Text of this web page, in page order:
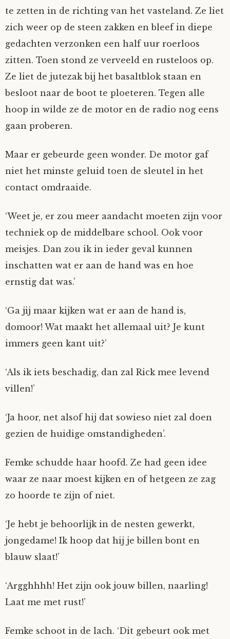
te zetten in de richting van het vasteland. Ze liet
zich weer op de steen zakken en bleef in diepe
gedachten verzonken een half uur roerloos
zitten. Toen stond ze verveeld en rusteloos op.
Ze liet de jutezak bij het basaltblok staan en
besloot naar de boot te ploeteren. Tegen alle
hoop in wilde ze de motor en de radio nog eens
gaan proberen.
Maar er gebeurde geen wonder. De motor gaf
niet het minste geluid toen de sleutel in het
contact omdraaide.
‘Weet je, er zou meer aandacht moeten zijn voor
techniek op de middelbare school. Ook voor
meisjes. Dan zou ik in ieder geval kunnen
inschatten wat er aan de hand was en hoe
ernstig dat was.’
‘Ga jij maar kijken wat er aan de hand is,
domoor! Wat maakt het allemaal uit? Je kunt
immers geen kant uit?’
‘Als ik iets beschadig, dan zal Rick mee levend
villen!’
‘Ja hoor, net alsof hij dat sowieso niet zal doen
gezien de huidige omstandigheden’.
Femke schudde haar hoofd. Ze had geen idee
waar ze naar moest kijken en of hetgeen ze zag
zo hoorde te zijn of niet.
‘Je hebt je behoorlijk in de nesten gewerkt,
jongedame! Ik hoop dat hij je billen bont en
blauw slaat!’
‘Argghhhh! Het zijn ook jouw billen, naarling!
Laat me met rust!’
Femke schoot in de lach. ‘Dit gebeurt ook met